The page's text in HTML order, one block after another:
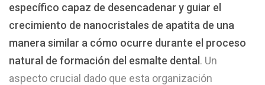
específico capaz de desencadenar y guiar el
crecimiento de nanocristales de apatita de una
manera similar a cómo ocurre durante el proceso
natural de formación del esmalte dental. Un
aspecto crucial dado que esta organización